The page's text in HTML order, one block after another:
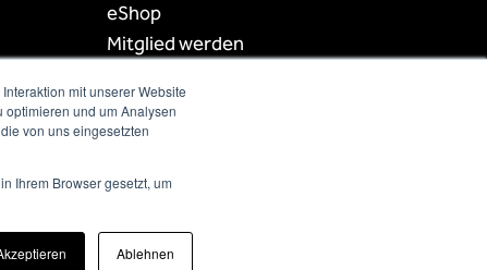
mit unserer Website
optimieren und um Analysen
von uns eingesetzten
Ihrem Browser gesetzt, um
Ablehnen
eShop
Mitglied werden
Mitgliederliste